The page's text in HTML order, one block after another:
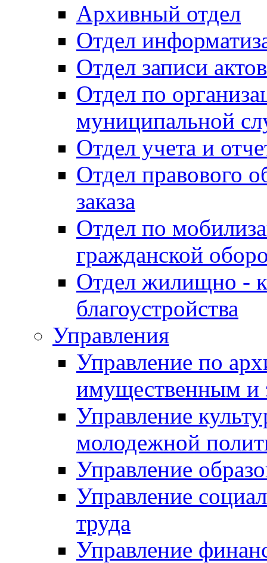
Архивный отдел
Отдел
Отдел записи
Отдел по
муниципальной
Отдел учета и
Отдел правового
заказа
Отдел по
гражданской
Отдел жилищно -
благоустройства
Управления
Управление по
имущественным и
Управление
молодежной
Управление
Управление
труда
Управление